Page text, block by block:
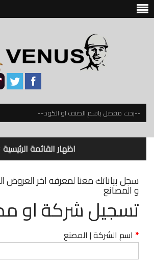
اظهار القائمة الرئيسية
سجل بياناتك معنا لمعرفه اخر العروض
و المصانع
تسجيل شركة او
اسم الشركة | المصنع